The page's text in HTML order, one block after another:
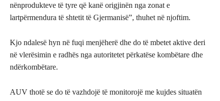
nënprodukteve të tyre që kanë origjinën nga zonat e
lartpërmendura të shtetit të Gjermanisë”, thuhet në njoftim.
Kjo ndalesë hyn në fuqi menjëherë dhe do të mbetet aktive deri
në vlerësimin e radhës nga autoritetet përkatëse kombëtare dhe
ndërkombëtare.
AUV thotë se do të vazhdojë të monitorojë me kujdes situatën